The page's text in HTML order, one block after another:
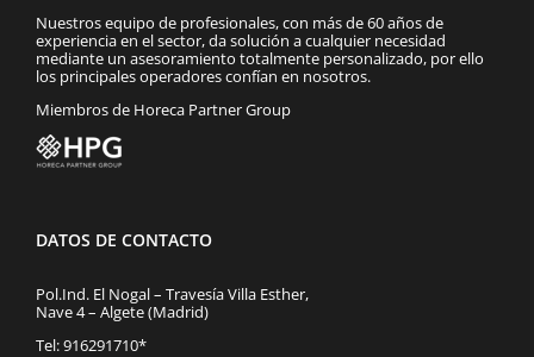
Nuestros equipo de profesionales, con más de 60 años de
experiencia en el sector, da solución a cualquier necesidad
mediante un asesoramiento totalmente personalizado, por ello
los principales operadores confían en nosotros.
Miembros de Horeca Partner Group
DATOS DE CONTACTO
Pol.Ind. El Nogal – Travesía Villa Esther,
Nave 4 – Algete (Madrid)
Tel: 916291710*